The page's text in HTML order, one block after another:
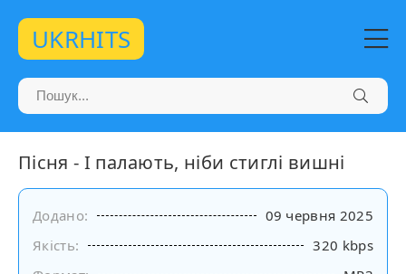
UKRHITS
Пісня - І палають, ніби стиглі вишні
Додано:
09 червня 2025
Якість:
320 kbps